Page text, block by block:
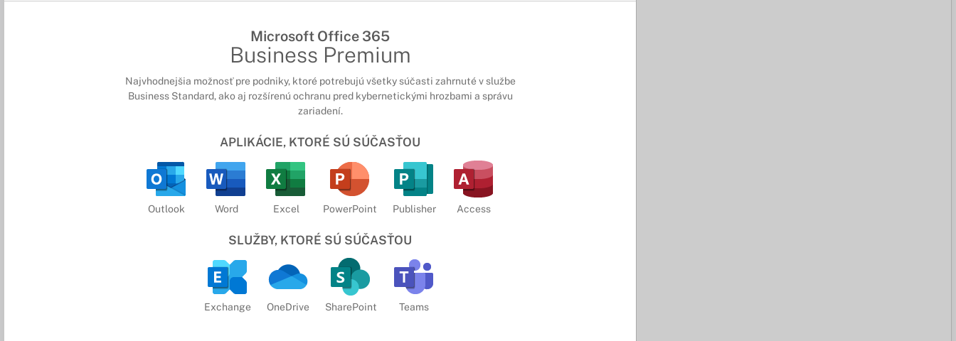
Microsoft Office 365
Business Premium
Najvhodnejšia možnosť pre podniky, ktoré potrebujú všetky súčasti zahrnuté v službe
Business Standard, ako aj rozšírenú ochranu pred kybernetickými hrozbami a správu
zariadení.
APLIKÁCIE, KTORÉ SÚ SÚČASŤOU
Outlook Word Excel PowerPoint Publisher Access
SLUŽBY, KTORÉ SÚ SÚČASŤOU
Exchange OneDrive SharePoint Teams